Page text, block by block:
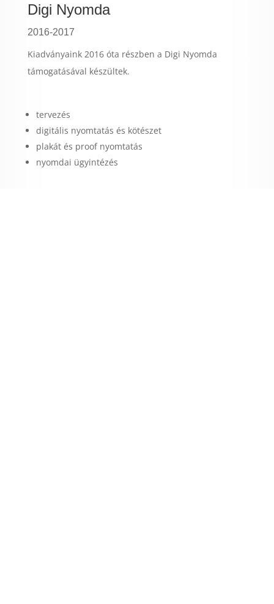
Digi Nyomda
2016-2017
Kiadványaink 2016 óta részben a Digi Nyomda
támogatásával készültek.
tervezés
digitális nyomtatás és kötészet
plakát és proof nyomtatás
nyomdai ügyintézés